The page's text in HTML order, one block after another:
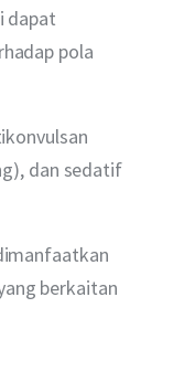
dapat
pola
dan sedatif
berkaitan